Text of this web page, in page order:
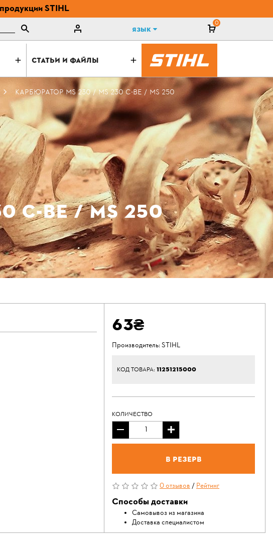
STIHL
Язык
0
СТАТЬИ И ФАЙЛЫ
КАРБЮРАТОР MS 230 / MS 230 C-BE / MS 250
С-ВЕ / MS 250
63₴
Производитель:STIHL
КОД ТОВАРА: 11251215000
КОЛИЧЕСТВО
В резерв
0 отзывов/Рейтинг
Способы доставки
Самовывоз из магазина
Доставка специалистом